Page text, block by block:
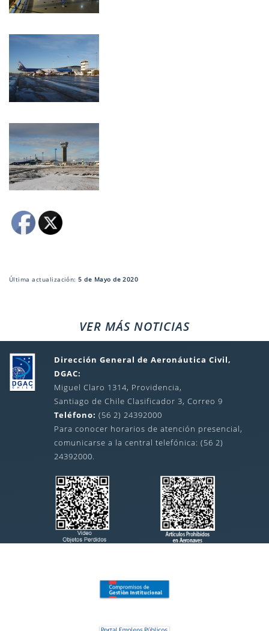
Última actualización:5 de Mayo de 2020
VER MÁS NOTICIAS
Dirección General de Aeronáutica Civil,
DGAC:
Miguel Claro 1314, Providencia,
Santiago de Chile Clasificador 3, Correo 9
Teléfono: (56 2) 24392000
Para conocer horarios de atención presencial,
comunicarse a la central telefónica: (56 2)
24392000.